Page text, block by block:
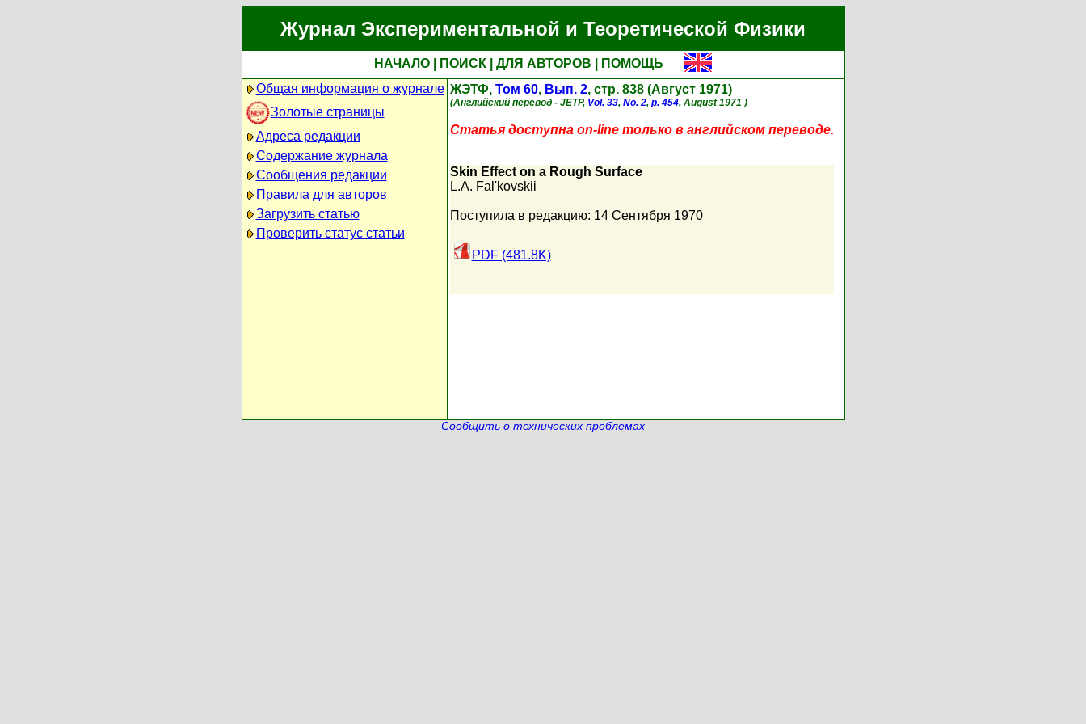
Журнал Экспериментальной и Теоретической Физики
НАЧАЛО ПОИСК ДЛЯ АВТОРОВ
ПОМОЩЬ
Общая информация о журнале
Золотые страницы
Адреса редакции
Содержание журнала
Сообщения редакции
Правила для авторов
Загрузить статью
Проверить статус статьи
ЖЭТФ, Том 60, Вып. 2, стр. 838 (Август 1971)
(Английский перевод - JETP, Vol. 33, No. 2, p. 454, August 1971 )
Статья доступна on-line только в английском переводе.
Skin Effect on a Rough Surface
L.A. Fal'kovskii
Поступила в редакцию: 14 Сентября 1970
PDF (481.8K)
Сообщить о технических проблемах